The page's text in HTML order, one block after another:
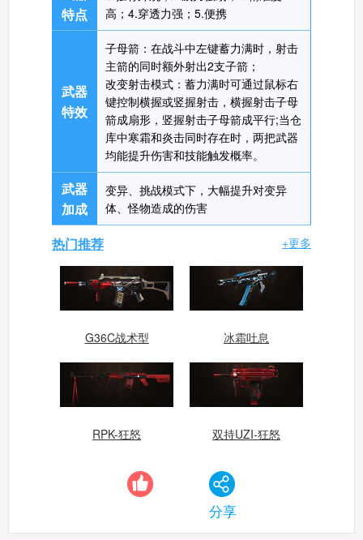
生死狙击手机版 搜
特点
高；4.穿透力强；5.便携
武器
特效
子母箭：在战斗中左键蓄力满时，射击
主箭的同时额外射出2支子箭；
改变射击模式：蓄力满时可通过鼠标右
键控制横握或竖握射击，横握射击子母
箭成扇形，竖握射击子母箭成平行;当仓
库中寒霜和炎击同时存在时，两把武器
均能提升伤害和技能触发概率。
武器
加成
变异、挑战模式下，大幅提升对变异
体、怪物造成的伤害
热门推荐 +更多
G36C战术型 冰霜吐息
RPK-狂怒 双持UZI-狂怒
分享